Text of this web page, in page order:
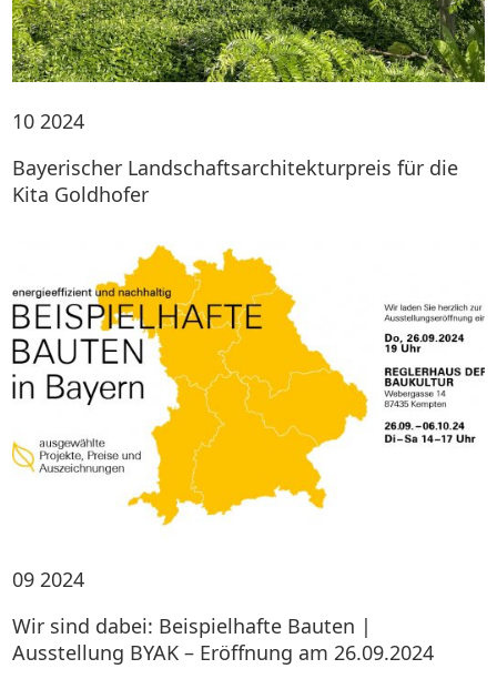
10 2024
Bayerischer Landschaftsarchitekturpreis für die
Kita Goldhofer
09 2024
Wir sind dabei: Beispielhafte Bauten |
Ausstellung BYAK – Eröffnung am 26.09.2024